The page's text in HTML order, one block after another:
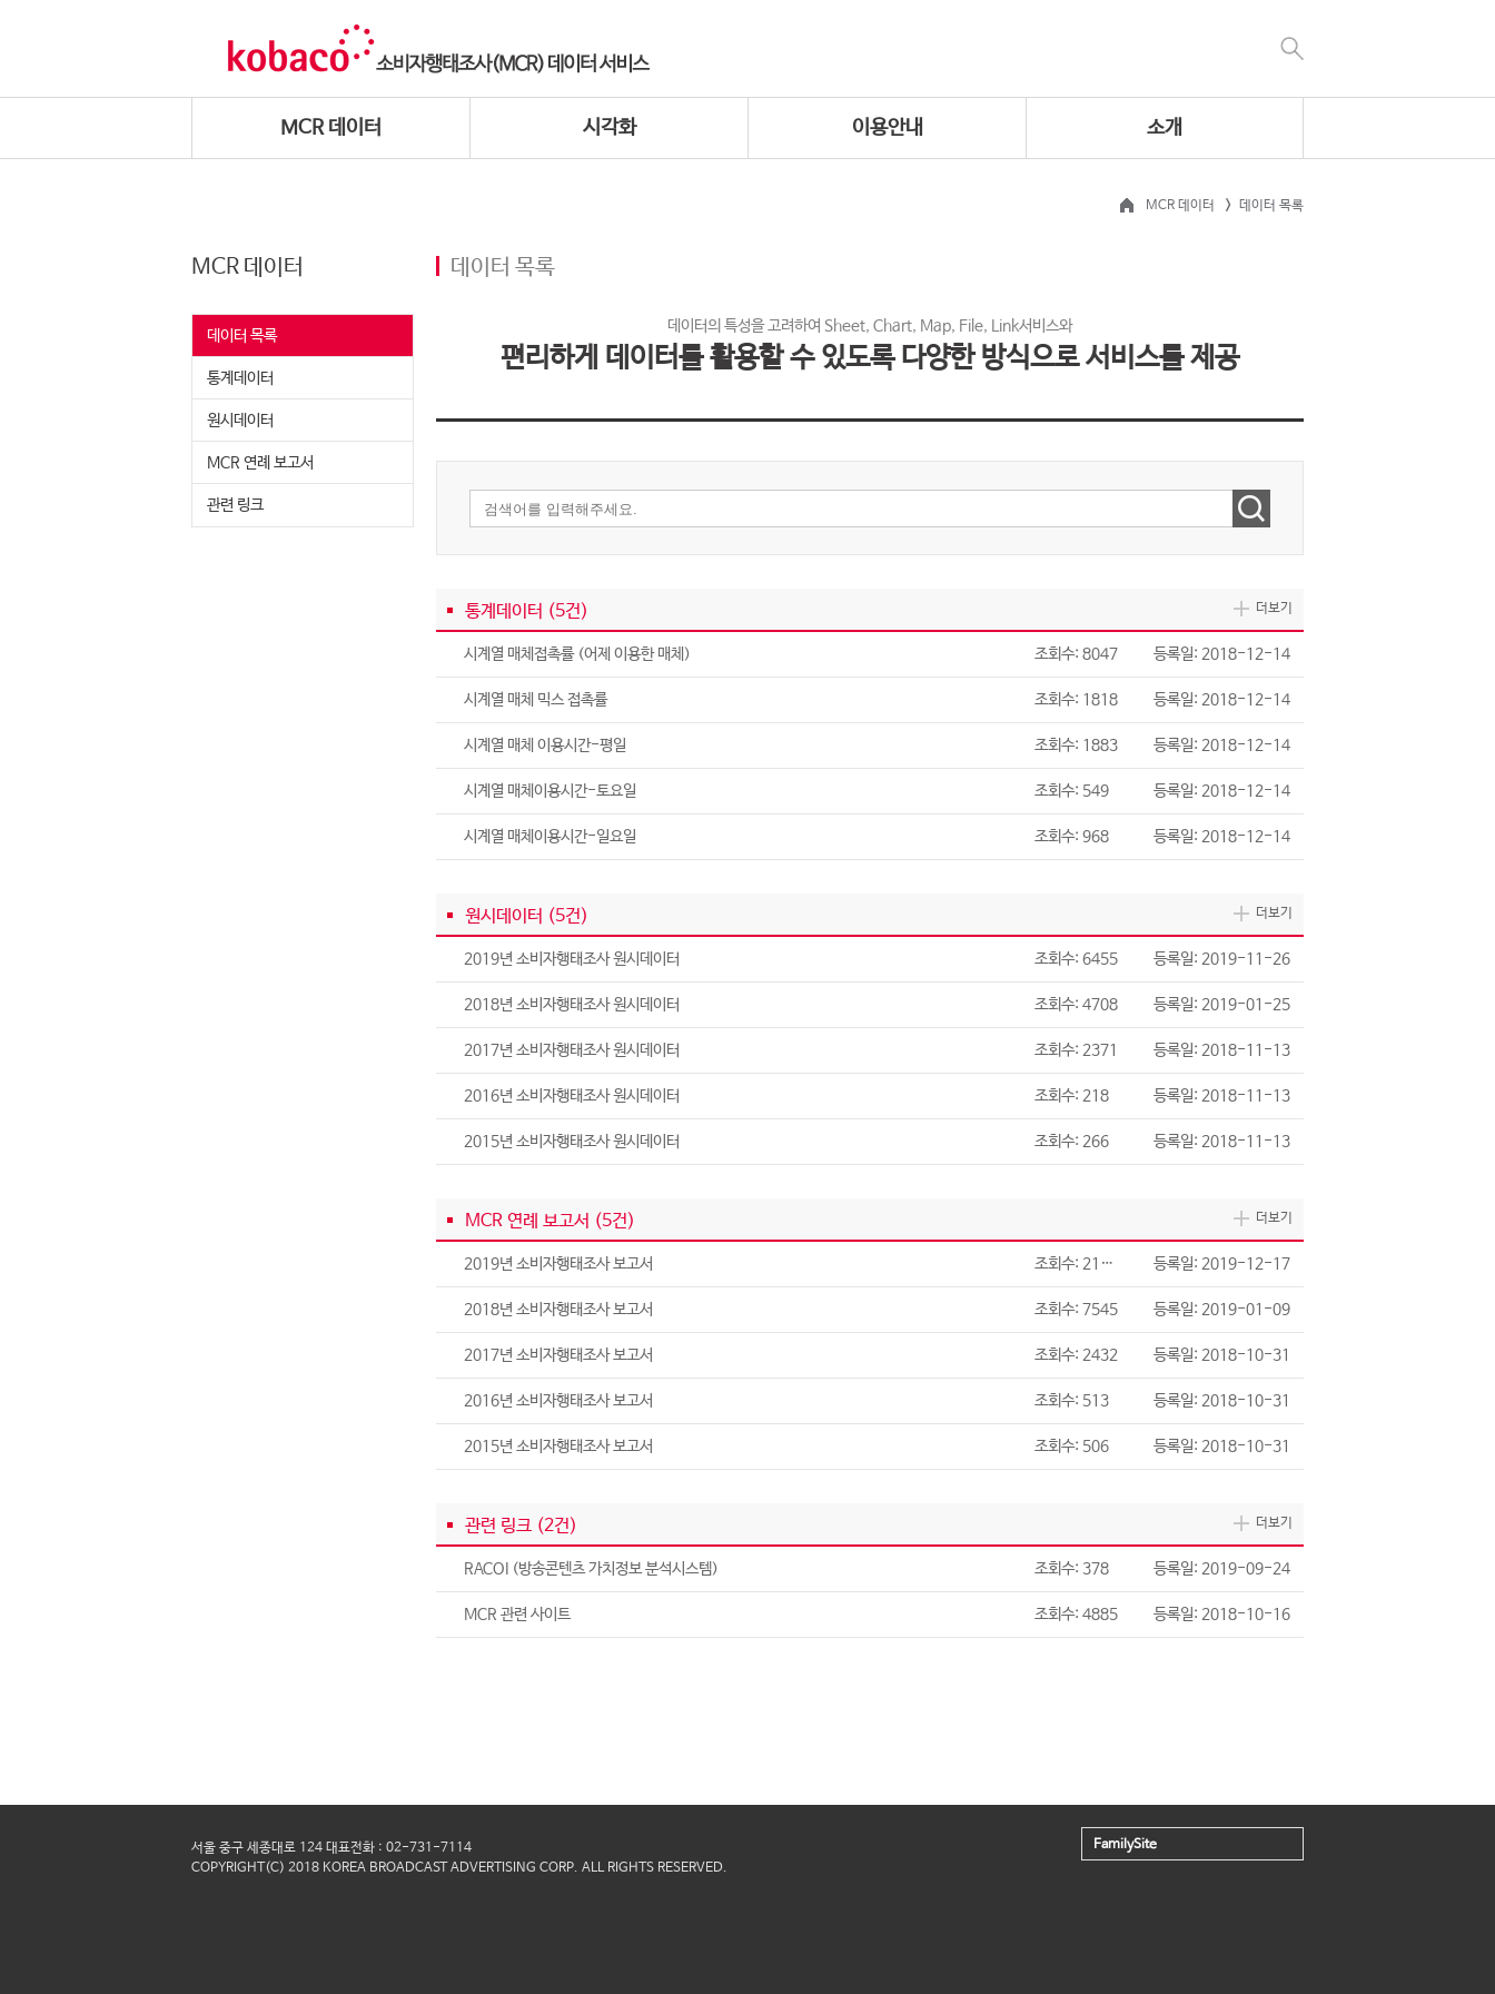
MCR 데이터 시각화 이용안내 소개
MCR 데이터 데이터 목록
MCR 데이터
데이터 목록
통계데이터
원시데이터
MCR 연례 보고서
관련 링크
데이터 목록
데이터의 특성을 고려하여 Sheet, Chart, Map, File, Link서비스와
편리하게 데이터를 활용할 수 있도록 다양한 방식으로 서비스를 제공
통계데이터 (5건) 더보기
시계열 매체접촉률 (어제 이용한 매체) 조회수: 8047 등록일: 2018-12-14
시계열 매체 믹스 접촉률 조회수: 1818 등록일: 2018-12-14
시계열 매체 이용시간-평일 조회수: 1883 등록일: 2018-12-14
시계열 매체이용시간-토요일 조회수: 549 등록일: 2018-12-14
시계열 매체이용시간-일요일 조회수: 968 등록일: 2018-12-14
원시데이터 (5건) 더보기
2019년 소비자행태조사 원시데이터 조회수: 6455 등록일: 2019-11-26
2018년 소비자행태조사 원시데이터 조회수: 4708 등록일: 2019-01-25
2017년 소비자행태조사 원시데이터 조회수: 2371 등록일: 2018-11-13
2016년 소비자행태조사 원시데이터 조회수: 218 등록일: 2018-11-13
2015년 소비자행태조사 원시데이터 조회수: 266 등록일: 2018-11-13
MCR 연례 보고서 (5건) 더보기
2019년 소비자행태조사 보고서 조회수: 21286 등록일: 2019-12-17
2018년 소비자행태조사 보고서 조회수: 7545 등록일: 2019-01-09
2017년 소비자행태조사 보고서 조회수: 2432 등록일: 2018-10-31
2016년 소비자행태조사 보고서 조회수: 513 등록일: 2018-10-31
2015년 소비자행태조사 보고서 조회수: 506 등록일: 2018-10-31
관련 링크 (2건) 더보기
RACOI (방송콘텐츠 가치정보 분석시스템) 조회수: 378 등록일: 2019-09-24
MCR 관련 사이트 조회수: 4885 등록일: 2018-10-16
서울 중구 세종대로 124 대표전화 : 02-731-7114
COPYRIGHT(C) 2018 KOREA BROADCAST ADVERTISING CORP. ALL RIGHTS RESERVED.
FamilySite